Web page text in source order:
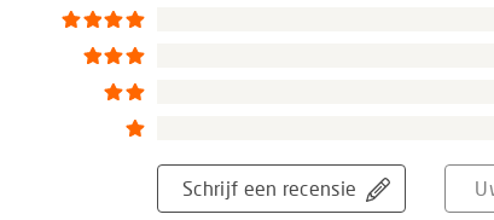
Schrijf een recensie